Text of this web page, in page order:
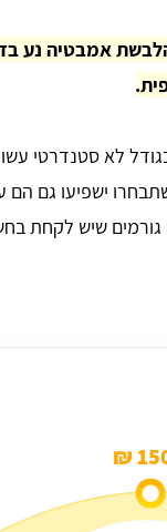
לא סטנדרטי
שתבחרו ישפיעו גם
שיש לקחת